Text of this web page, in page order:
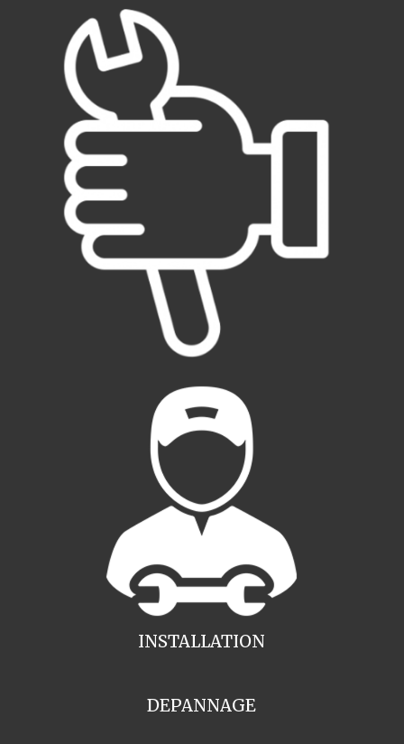
INSTALLATION
DEPANNAGE